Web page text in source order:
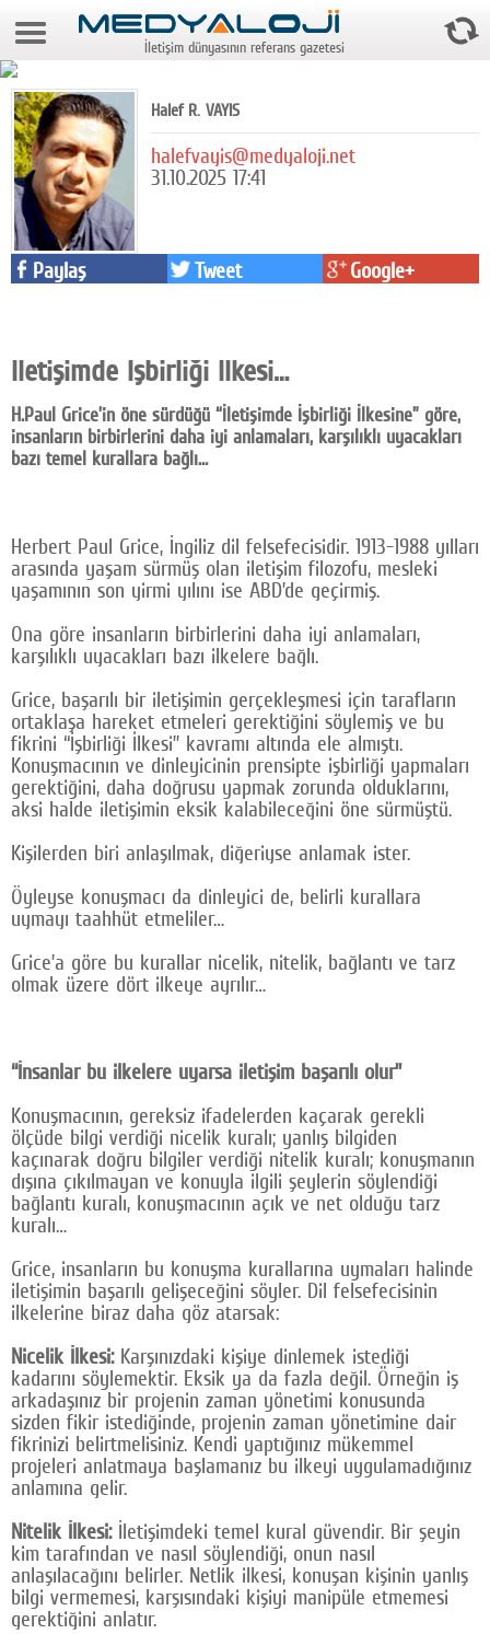
6 Ağustos 2026 9:06:04
Foto Galeri
Video Galeri
Gazeteler
Medya
Reyting-tiraj
Televizyon
Dünya
Pr
Diziler
Karikatür
Youtube
Polemik
Reklam
Yazarlar
Facebook
Twitter
İletişim dünyasının referans gazetesi
Halef R. VAYIS
halefvayis@medyaloji.net
31.10.2025 17:41
Paylaş Tweet Google+
İletişimde İşbirliği İlkesi…
H.Paul Grice’in öne sürdüğü “İletişimde İşbirliği İlkesine” göre,
insanların birbirlerini daha iyi anlamaları, karşılıklı uyacakları
bazı temel kurallara bağlı…
Herbert Paul Grice, İngiliz dil felsefecisidir. 1913-1988 yılları
arasında yaşam sürmüş olan iletişim filozofu, mesleki
yaşamının son yirmi yılını ise ABD’de geçirmiş.
Ona göre insanların birbirlerini daha iyi anlamaları,
karşılıklı uyacakları bazı ilkelere bağlı.
Grice, başarılı bir iletişimin gerçekleşmesi için tarafların
ortaklaşa hareket etmeleri gerektiğini söylemiş ve bu
fikrini “İşbirliği İlkesi” kavramı altında ele almıştı.
Konuşmacının ve dinleyicinin prensipte işbirliği yapmaları
gerektiğini, daha doğrusu yapmak zorunda olduklarını,
aksi halde iletişimin eksik kalabileceğini öne sürmüştü.
Kişilerden biri anlaşılmak, diğeriyse anlamak ister.
Öyleyse konuşmacı da dinleyici de, belirli kurallara
uymayı taahhüt etmeliler…
Grice’a göre bu kurallar nicelik, nitelik, bağlantı ve tarz
olmak üzere dört ilkeye ayrılır…
“İnsanlar bu ilkelere uyarsa iletişim başarılı olur”
Konuşmacının, gereksiz ifadelerden kaçarak gerekli
ölçüde bilgi verdiği nicelik kuralı; yanlış bilgiden
kaçınarak doğru bilgiler verdiği nitelik kuralı; konuşmanın
dışına çıkılmayan ve konuyla ilgili şeylerin söylendiği
bağlantı kuralı, konuşmacının açık ve net olduğu tarz
kuralı…
Grice, insanların bu konuşma kurallarına uymaları halinde
iletişimin başarılı gelişeceğini söyler. Dil felsefecisinin
ilkelerine biraz daha göz atarsak:
Nicelik İlkesi:Karşınızdaki kişiye dinlemek istediği
kadarını söylemektir. Eksik ya da fazla değil. Örneğin iş
arkadaşınız bir projenin zaman yönetimi konusunda
sizden fikir istediğinde, projenin zaman yönetimine dair
fikrinizi belirtmelisiniz. Kendi yaptığınız mükemmel
projeleri anlatmaya başlamanız bu ilkeyi uygulamadığınız
anlamına gelir.
Nitelik İlkesi:İletişimdeki temel kural güvendir. Bir şeyin
kim tarafından ve nasıl söylendiği, onun nasıl
anlaşılacağını belirler. Netlik ilkesi, konuşan kişinin yanlış
bilgi vermemesi, karşısındaki kişiyi manipüle etmemesi
gerektiğini anlatır.